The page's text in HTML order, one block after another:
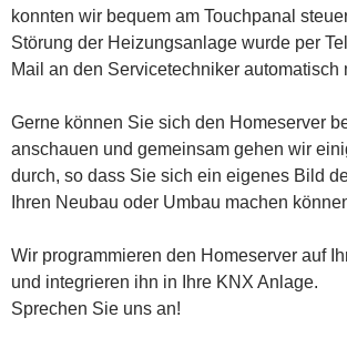
konnten wir bequem am Touchpanal
Störung der Heizungsanlage wurde per
Mail an den Servicetechniker automatisch
Gerne können Sie sich den Homeserver
anschauen und gemeinsam gehen wir
durch, so dass Sie sich ein eigenes Bild
Ihren Neubau oder Umbau machen
Wir programmieren den Homeserver auf
und integrieren ihn in Ihre KNX Anlage.
Sprechen Sie uns an!